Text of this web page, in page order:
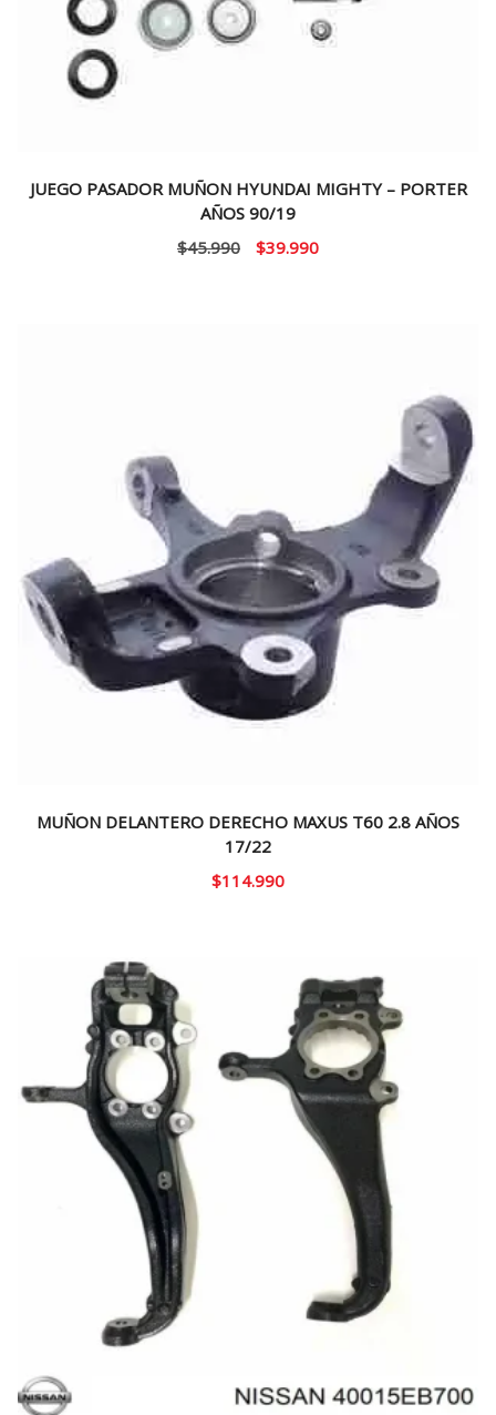
JUEGO PASADOR MUÑON HYUNDAI MIGHTY – PORTER
AÑOS 90/19
$45.990
El
$39.990El
MUÑON DELANTERO DERECHO MAXUS T60 2.8 AÑOS
17/22
$114.990